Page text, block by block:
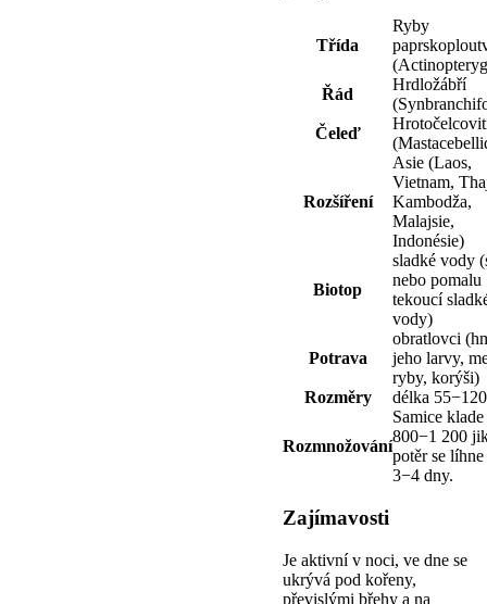
Třída
Ryby
Řád
Hrdložábří
Čeleď
Rozšíření
Asie (Laos,
Vietnam,
Kambodža,
Malajsie,
Indonésie)
Biotop
sladké vody
nebo pomalu
tekoucí
vody)
Potrava
obratlovci
jeho larvy,
ryby, korýši)
Rozměry
délka
Rozmnožování
Samice klade
800−1 200
potěr se líhne
3−4 dny.
Zajímavosti
Je aktivní v noci, ve dne se
ukrývá pod kořeny,
převislými břehy a na